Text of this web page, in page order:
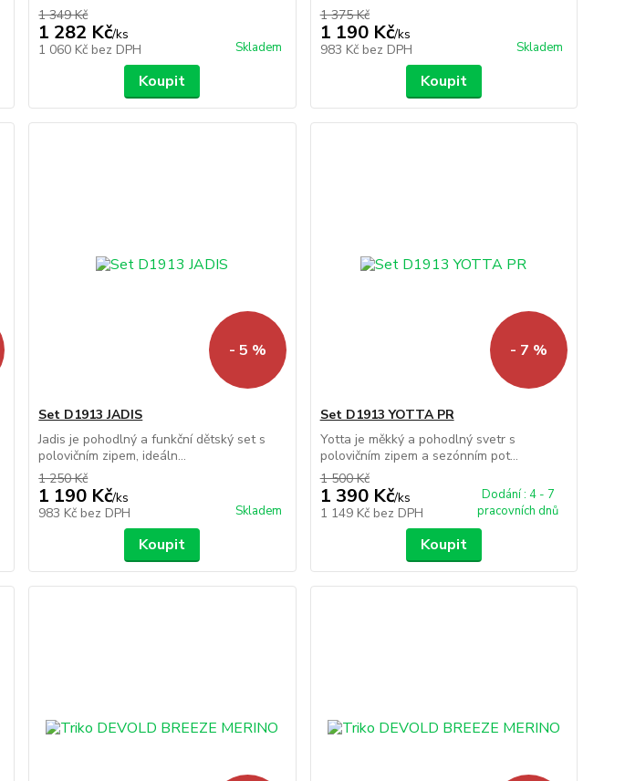
1 349 Kč
1 282 Kč/ks
1 060 Kč bez DPH Skladem
Koupit
1 375 Kč
1 190 Kč/ks
983 Kč bez DPH Skladem
Koupit
- 5 %
Set D1913 JADIS
Jadis je pohodlný a funkční dětský set s
polovičním zipem, ideáln...
1 250 Kč
1 190 Kč/ks
983 Kč bez DPH Skladem
Koupit
- 7 %
Set D1913 YOTTA PR
Yotta je měkký a pohodlný svetr s
polovičním zipem a sezónním pot...
1 500 Kč
1 390 Kč/ks
1 149 Kč bez DPH
Dodání : 4 - 7
pracovních dnů
Koupit